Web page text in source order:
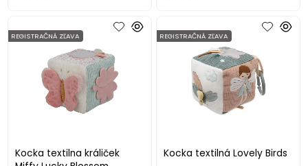
Kocka textilna králiček
REGISTRAČNÁ ZĽAVA
Kocka textilná Lovely Birds
REGISTRAČNÁ ZĽAVA